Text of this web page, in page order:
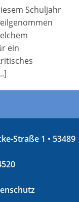
Schuljahr
ein
Straße 1 • 53489